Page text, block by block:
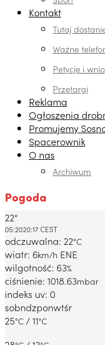
Kontakt
Tutaj
Ważne
Petycje i
Przetargi
Reklama
Ogłoszenia
Promujemy
Spacerownik
O nas
Archiwum
Pogoda
Dabrowa Gornicza, PL
22°
05:2020:17 CEST
odczuwalna: 22°C
wiatr: 6km/h ENE
wilgotność: 63%
ciśnienie: 1018.63mbar
indeks uv: 0
sobndzponwtśr
25°C / 11°C